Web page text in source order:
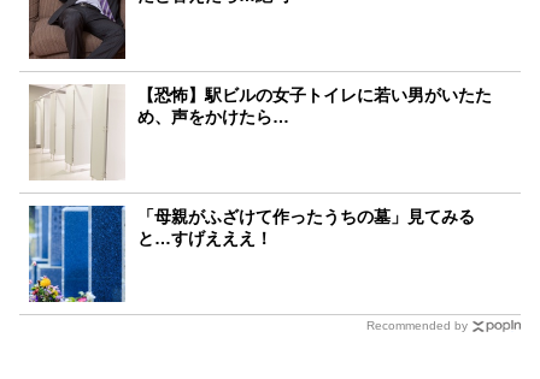
【恐怖】駅ビルの女子トイレに若い男がいたた
め、声をかけたら…
「母親がふざけて作ったうちの墓」見てみる
と…すげえええ！
Recommended by